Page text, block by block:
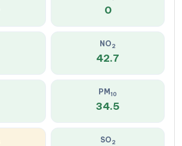
0
NO2
42.7
PM 10
34.5
SO2